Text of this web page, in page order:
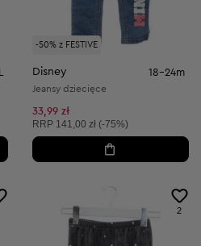
-50% z FESTIVE
Disney 18-24m
Jeansy dziecięce
33,99 zł
Cena sugerowana:
RRP 141,00 zł (-75%)
2